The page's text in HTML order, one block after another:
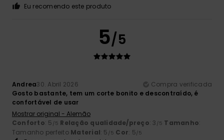
Eu recomendo este produto
5/5
Andrea30. Abril 2026
Compra verificada
Gosto bastante, tem um corte bonito e descontraído, é
confortável de usar
Mostrar original - Alemão
Conforto: 5 /5 Relação qualidade/preço: 3 /5 Tamanho:
Tamanho perfeito Material: 5 /5 Cor: 5/5